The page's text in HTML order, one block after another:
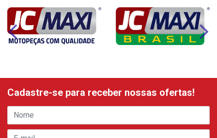
Cadastre-se para receber nossas ofertas!